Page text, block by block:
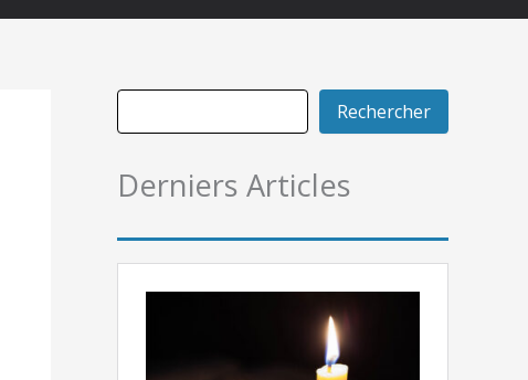
Rechercher
Derniers Articles